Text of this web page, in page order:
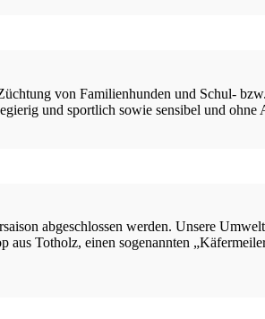
von Familienhunden und Schul-
und sportlich sowie sensibel und
abgeschlossen werden. Unsere
Totholz, einen sogenannten